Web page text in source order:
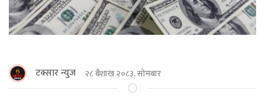
टक्सार न्युज २८ बैशाख २०८३, सोमबार